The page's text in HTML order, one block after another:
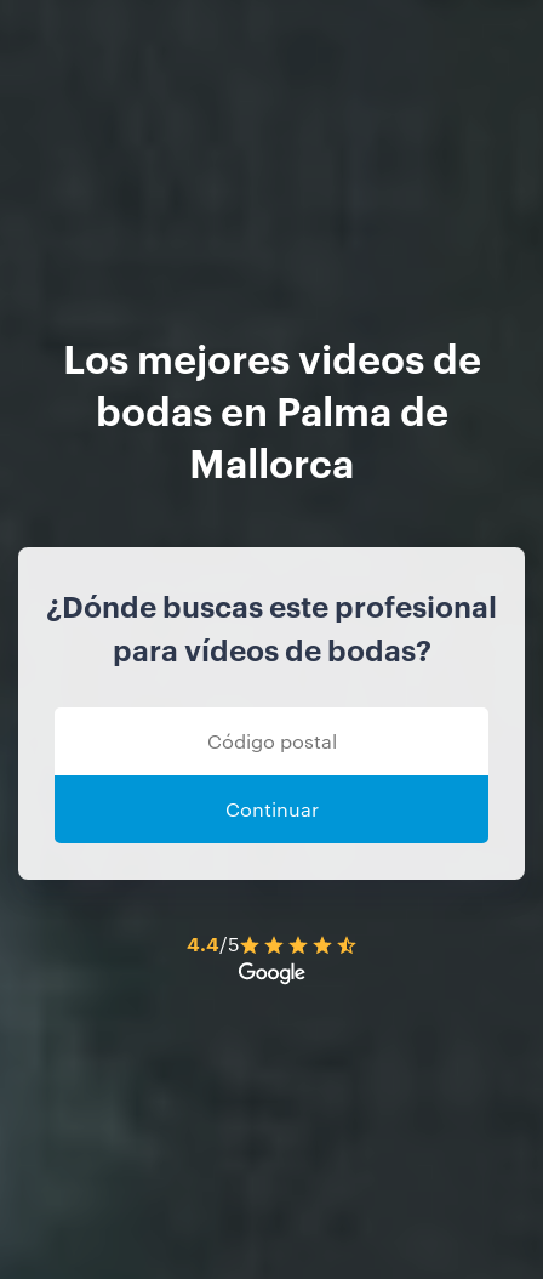
Los mejores videos de
bodas en Palma de
Mallorca
¿Dónde buscas este profesional
para vídeos de bodas?
Continuar
4.4/5